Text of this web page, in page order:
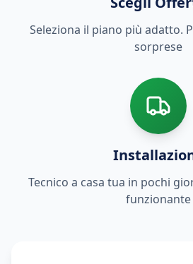
Seleziona il piano più adatto.
sorprese
Tecnico a casa tua in pochi
funzionante